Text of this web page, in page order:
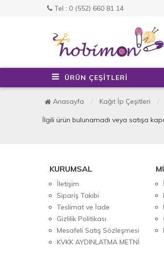
Tel : 0 (552) 660 81 14
ÜRÜN ÇEŞİTLERİ
Anasayfa Kağıt İp Çeşitleri
İlgili ürün bulunamadı veya satışa
KURUMSAL
İletişim
Sipariş Takibi
Teslimat ve İade
Gizlilik Politikası
Mesafeli Satış Sözleşmesi
KVKK AYDINLATMA METNİ